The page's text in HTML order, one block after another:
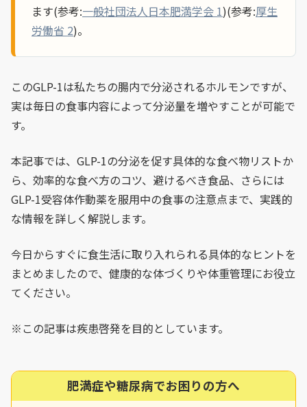
ます(参考:一般社団法人日本肥満学会 1)(参考:厚生
労働省 2)。
このGLP-1は私たちの腸内で分泌されるホルモンですが、
実は毎日の食事内容によって分泌量を増やすことが可能で
す。
本記事では、GLP-1の分泌を促す具体的な食べ物リストか
ら、効率的な食べ方のコツ、避けるべき食品、さらには
GLP-1受容体作動薬を服用中の食事の注意点まで、実践的
な情報を詳しく解説します。
今日からすぐに食生活に取り入れられる具体的なヒントを
まとめましたので、健康的な体づくりや体重管理にお役立
てください。
※この記事は疾患啓発を目的としています。
肥満症や糖尿病でお困りの方へ